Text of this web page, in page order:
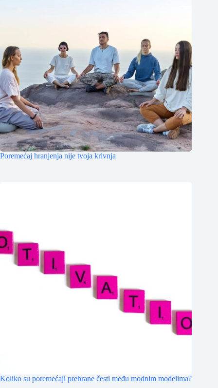
Poremećaj hranjenja nije tvoja krivnja
Koliko su poremećaji prehrane česti među modnim modelima?